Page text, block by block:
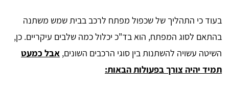
בעוד כי התהליך של שכפול מפתח לרכב בבית שמש משתנה
בהתאם לסוג המפתח, הוא בד"כ יכלול כמה שלבים עיקריים. כן,
השיטה עשויה להשתנות בין סוגי הרכבים השונים, אבל כמעט
תמיד יהיה צורך בפעולות הבאות: